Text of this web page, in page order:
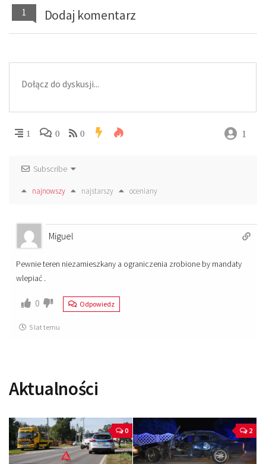
1 Dodaj komentarz
1 0 0 1
Subscribe
najnowszy najstarszy oceniany
Miguel
Pewnie teren niezamieszkany a ograniczenia zrobione by mandaty
wlepiać .
0 Odpowiedz
5 lat temu
Aktualności
0 2